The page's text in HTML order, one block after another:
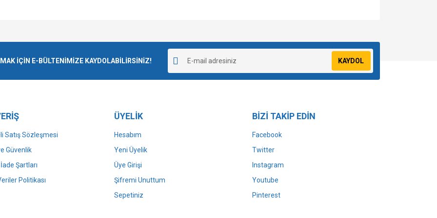
Gönder
İÇİN E-BÜLTENİMİZE KAYDOLABİLİRSİNİZ! KAYDOL
Satış Sözleşmesi
Güvenlik
Şartları
Politikası
ÜYELİK
Hesabım
Yeni Üyelik
Üye Girişi
Şifremi Unuttum
Sepetiniz
BİZİ TAKİP EDİN
Facebook
Twitter
Instagram
Youtube
Pinterest